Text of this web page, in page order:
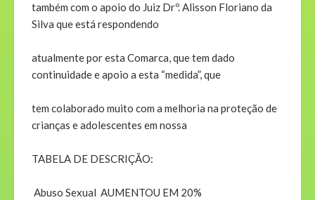
também com o apoio do Juiz Drº. Alisson Floriano da
Silva que está respondendo
atualmente por esta Comarca, que tem dado
continuidade e apoio a esta “medida”, que
tem colaborado muito com a melhoria na proteção de
crianças e adolescentes em nossa
TABELA DE DESCRIÇÃO:
Abuso Sexual AUMENTOU EM 20%